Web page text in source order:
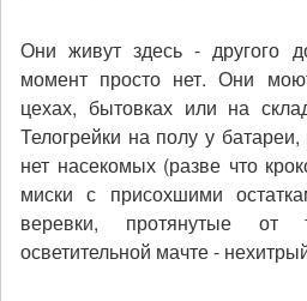
Они живут здесь - другого
момент просто нет. Они
цехах, бытовках или на
Телогрейки на полу у
нет насекомых (разве что
миски с присохшими
веревки, протянутые от
осветительной мачте -